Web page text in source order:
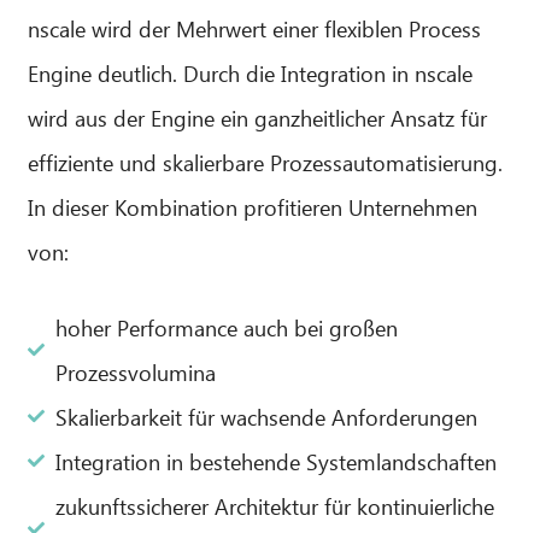
nscale wird der Mehrwert einer flexiblen Process
Engine deutlich. Durch die Integration in nscale
wird aus der Engine ein ganzheitlicher Ansatz für
effiziente und skalierbare Prozessautomatisierung.
In dieser Kombination profitieren Unternehmen
von:
hoher Performance auch bei großen
Prozessvolumina
Skalierbarkeit für wachsende Anforderungen
Integration in bestehende Systemlandschaften
zukunftssicherer Architektur für kontinuierliche